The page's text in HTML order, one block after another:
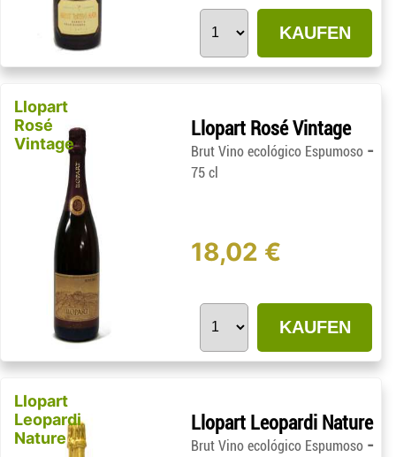
KAUFEN
Llopart
Rosé
Vintage
Llopart Rosé Vintage
Brut Vino ecológico Espumoso -
75 cl
18,02 €
KAUFEN
Llopart
Leopardi
Nature
Llopart Leopardi Nature
Brut Vino ecológico Espumoso -